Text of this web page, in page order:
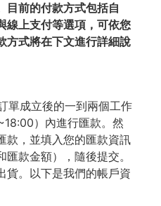
目前的付款方式包括自
線上支付等選項，可依您
方式將在下文進行詳細說
單成立後的一到兩個工作
）內進行匯款。然
款，並填入您的匯款資訊
匯款金額），隨後提交。
貨。以下是我們的帳戶資